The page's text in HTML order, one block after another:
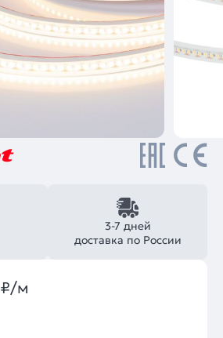
3-7 дней
доставка по России
₽/м